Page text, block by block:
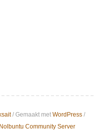
/ Gemaakt met WordPress/
Nolbuntu Community Server